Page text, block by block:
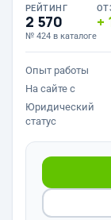
РЕЙТИНГ
2 570
№ 424 в каталоге
Опыт работы
На сайте с
Юридический
статус